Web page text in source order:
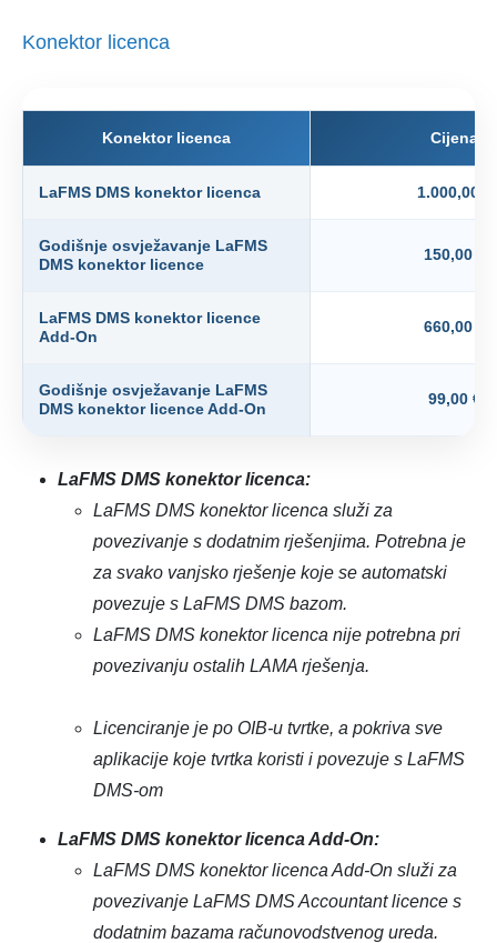
Konektor licenca
Konektor licenca Cijena
LaFMS DMS konektor licenca 1.000,00 €
Godišnje osvježavanje LaFMS
DMS konektor licence
150,00 €
LaFMS DMS konektor licence
Add-On
660,00 €
Godišnje osvježavanje LaFMS
DMS konektor licence Add-On
99,00 €
LaFMS DMS konektor licenca:
LaFMS DMS konektor licenca služi za
povezivanje s dodatnim rješenjima. Potrebna je
za svako vanjsko rješenje koje se automatski
povezuje s LaFMS DMS bazom.
LaFMS DMS konektor licenca nije potrebna pri
povezivanju ostalih LAMA rješenja.
Licenciranje je po OIB-u tvrtke, a pokriva sve
aplikacije koje tvrtka koristi i povezuje s LaFMS
DMS-om
LaFMS DMS konektor licenca Add-On:
LaFMS DMS konektor licenca Add-On služi za
povezivanje LaFMS DMS Accountant licence s
dodatnim bazama računovodstvenog ureda.